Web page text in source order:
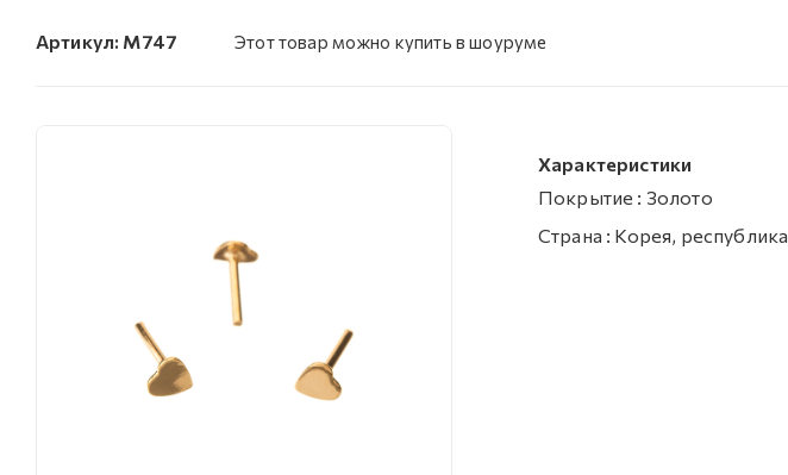
Артикул: M747 Этот товар можно купить в шоуруме
Характеристики
Покрытие : Золото
Страна : Корея, республика